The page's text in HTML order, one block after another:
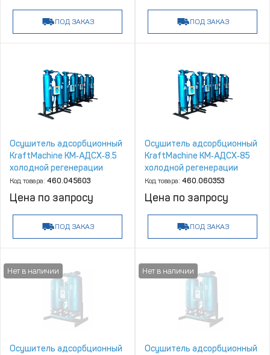
ПОД ЗАКАЗ ПОД ЗАКАЗ
Осушитель адсорбционный
KraftMachine КМ‑АДСХ‑8.5
холодной регенерации
Код товара: 460.045603
Цена по запросу
ПОД ЗАКАЗ
Осушитель адсорбционный
KraftMachine КМ‑АДСХ‑85
холодной регенерации
Код товара: 460.060353
Цена по запросу
ПОД ЗАКАЗ
Осушитель адсорбционный
Осушитель адсорбционный